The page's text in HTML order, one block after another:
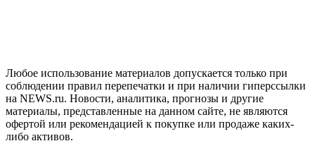
Любое использование материалов допускается только при
соблюдении правил перепечатки и при наличии гиперссылки
на NEWS.ru. Новости, аналитика, прогнозы и другие
материалы, представленные на данном сайте, не являются
офертой или рекомендацией к покупке или продаже каких-
либо активов.